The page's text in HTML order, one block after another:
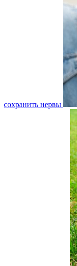
сохранить нервы